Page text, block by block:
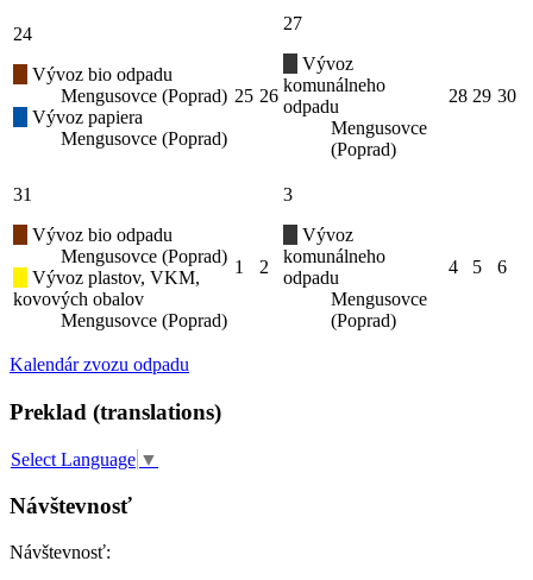
24
Vývoz bio odpadu
Mengusovce (Poprad)
Vývoz papiera
Mengusovce (Poprad)
25 26
27
Vývoz
komunálneho
odpadu
Mengusovce
(Poprad)
28 29 30
31
Vývoz bio odpadu
Mengusovce (Poprad)
Vývoz plastov, VKM,
kovových obalov
Mengusovce (Poprad)
1 2
3
Vývoz
komunálneho
odpadu
Mengusovce
(Poprad)
4 5 6
Kalendár zvozu odpadu
Preklad (translations)
Select Language ▼
Návštevnosť
Návštevnosť: